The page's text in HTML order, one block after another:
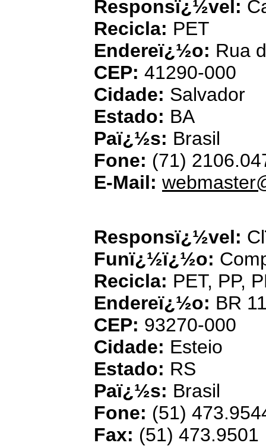
Responsï¿½vel:
Recicla: PET
Endereï¿½o: Rua
CEP: 41290-000
Cidade: Salvador
Estado: BA
Paï¿½s: Brasil
Fone: (71)
E-Mail:
Responsï¿½vel:
Funï¿½ï¿½o:
Recicla: PET, PP,
Endereï¿½o: BR
CEP: 93270-000
Cidade: Esteio
Estado: RS
Paï¿½s: Brasil
Fone: (51)
Fax: (51) 473.9501